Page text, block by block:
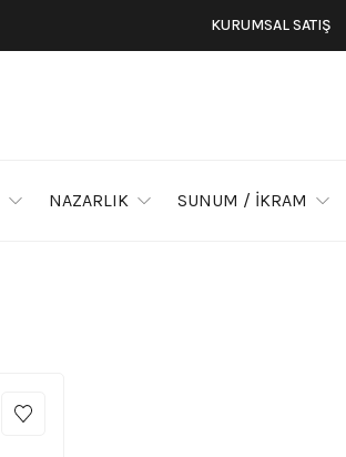
KURUMSAL SATIŞ
NAZARLIK SUNUM / İKRAM